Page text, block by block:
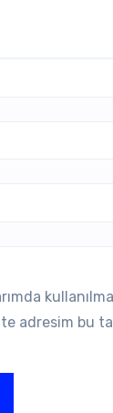
adresim bu